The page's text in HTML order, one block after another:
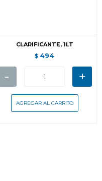
CLARIFICANTE, 1LT
$ 494
- +